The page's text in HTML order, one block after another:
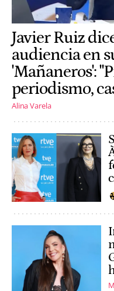
Javier Ruiz
audiencia en
'Mañaneros':
periodismo,
Alina Varela